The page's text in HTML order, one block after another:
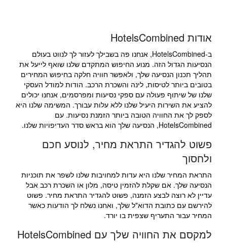
אודות HotelsCombined
ב-HotelsCombined, אנחנו פה בשבילך לעזור לך לנווט בעולם
הנסיעות הגדול הזה. מנוע החיפוש המתקדם שלנו שואף לייעל את
תהליך תכנון הנסיעה שלך, ולאפשר חוויה חלקה בחיפוש המחירים
בטובים ביותר לטיסות, לינה והשכרת הרכב. הודות למודל העסקי
שלנו של שיתוף פעולה עם ספקי נסיעות ומפרסמים, אנחנו יכולים
להציע את השירות היעיל שלנו ללא עלות עבורך. המשימה שלנו היא
לספק לך את החוויה הטובה ביותר הזמנת נסיעות. עם
HotelsCombined, הנסיעה שלך הוא בראש סדר העדיפויות שלנו.
פשוט להגדיר התראת מחיר, לנוסע חכם
ולחסוך
התראת המחיר שלנו היא עדות למחויבות שלנו לשפר את תוכניות
הנסיעה שלך. אם שקלת להזמין טיסה, מלון או השכרת רכב אבל
עדיין לא רוצה לבצע הזמנה, פשוט להגדיר התראת מחיר. פשוט
להירשם עם כתובת הדוא"ל שלך, ואחנו נשלח לך הודעות כאשר
המחיר עבור התעריף שצפית בו יורד.
למקסם את החוויה שלך עם HotelsCombined